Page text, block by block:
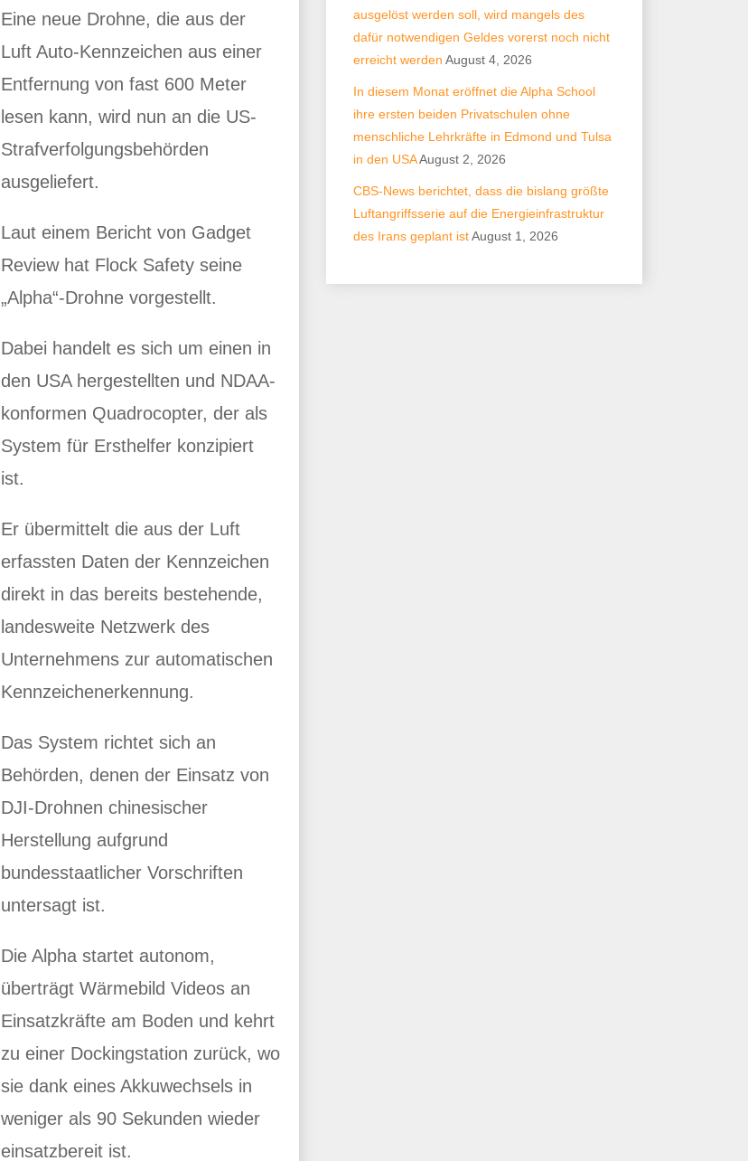
Eine neue Drohne, die aus der
Luft Auto-Kennzeichen aus einer
Entfernung von fast 600 Meter
lesen kann, wird nun an die US-
Strafverfolgungsbehörden
ausgeliefert.
Laut einem Bericht von Gadget
Review hat Flock Safety seine
„Alpha“-Drohne vorgestellt.
Dabei handelt es sich um einen in
den USA hergestellten und NDAA-
konformen Quadrocopter, der als
System für Ersthelfer konzipiert
ist.
Er übermittelt die aus der Luft
erfassten Daten der Kennzeichen
direkt in das bereits bestehende,
landesweite Netzwerk des
Unternehmens zur automatischen
Kennzeichenerkennung.
Das System richtet sich an
Behörden, denen der Einsatz von
DJI-Drohnen chinesischer
Herstellung aufgrund
bundesstaatlicher Vorschriften
untersagt ist.
Die Alpha startet autonom,
überträgt Wärmebild Videos an
Einsatzkräfte am Boden und kehrt
zu einer Dockingstation zurück, wo
sie dank eines Akkuwechsels in
weniger als 90 Sekunden wieder
einsatzbereit ist.
ausgelöst werden soll, wird mangels des
dafür notwendigen Geldes vorerst noch nicht
erreicht werden August 4, 2026
In diesem Monat eröffnet die Alpha School
ihre ersten beiden Privatschulen ohne
menschliche Lehrkräfte in Edmond und Tulsa
in den USAAugust 2, 2026
CBS-News berichtet, dass die bislang größte
Luftangriffsserie auf die Energieinfrastruktur
des Irans geplant istAugust 1, 2026